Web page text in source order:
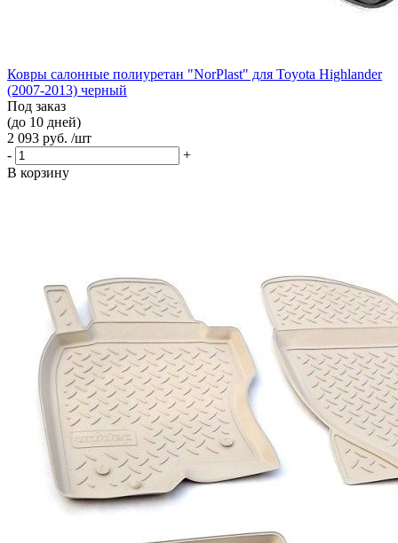
Ковры салонные полиуретан "NorPlast" для Toyota Highlander
(2007-2013) черный
Под заказ
(до 10 дней)
2 093 руб. /шт
-
+
В корзину